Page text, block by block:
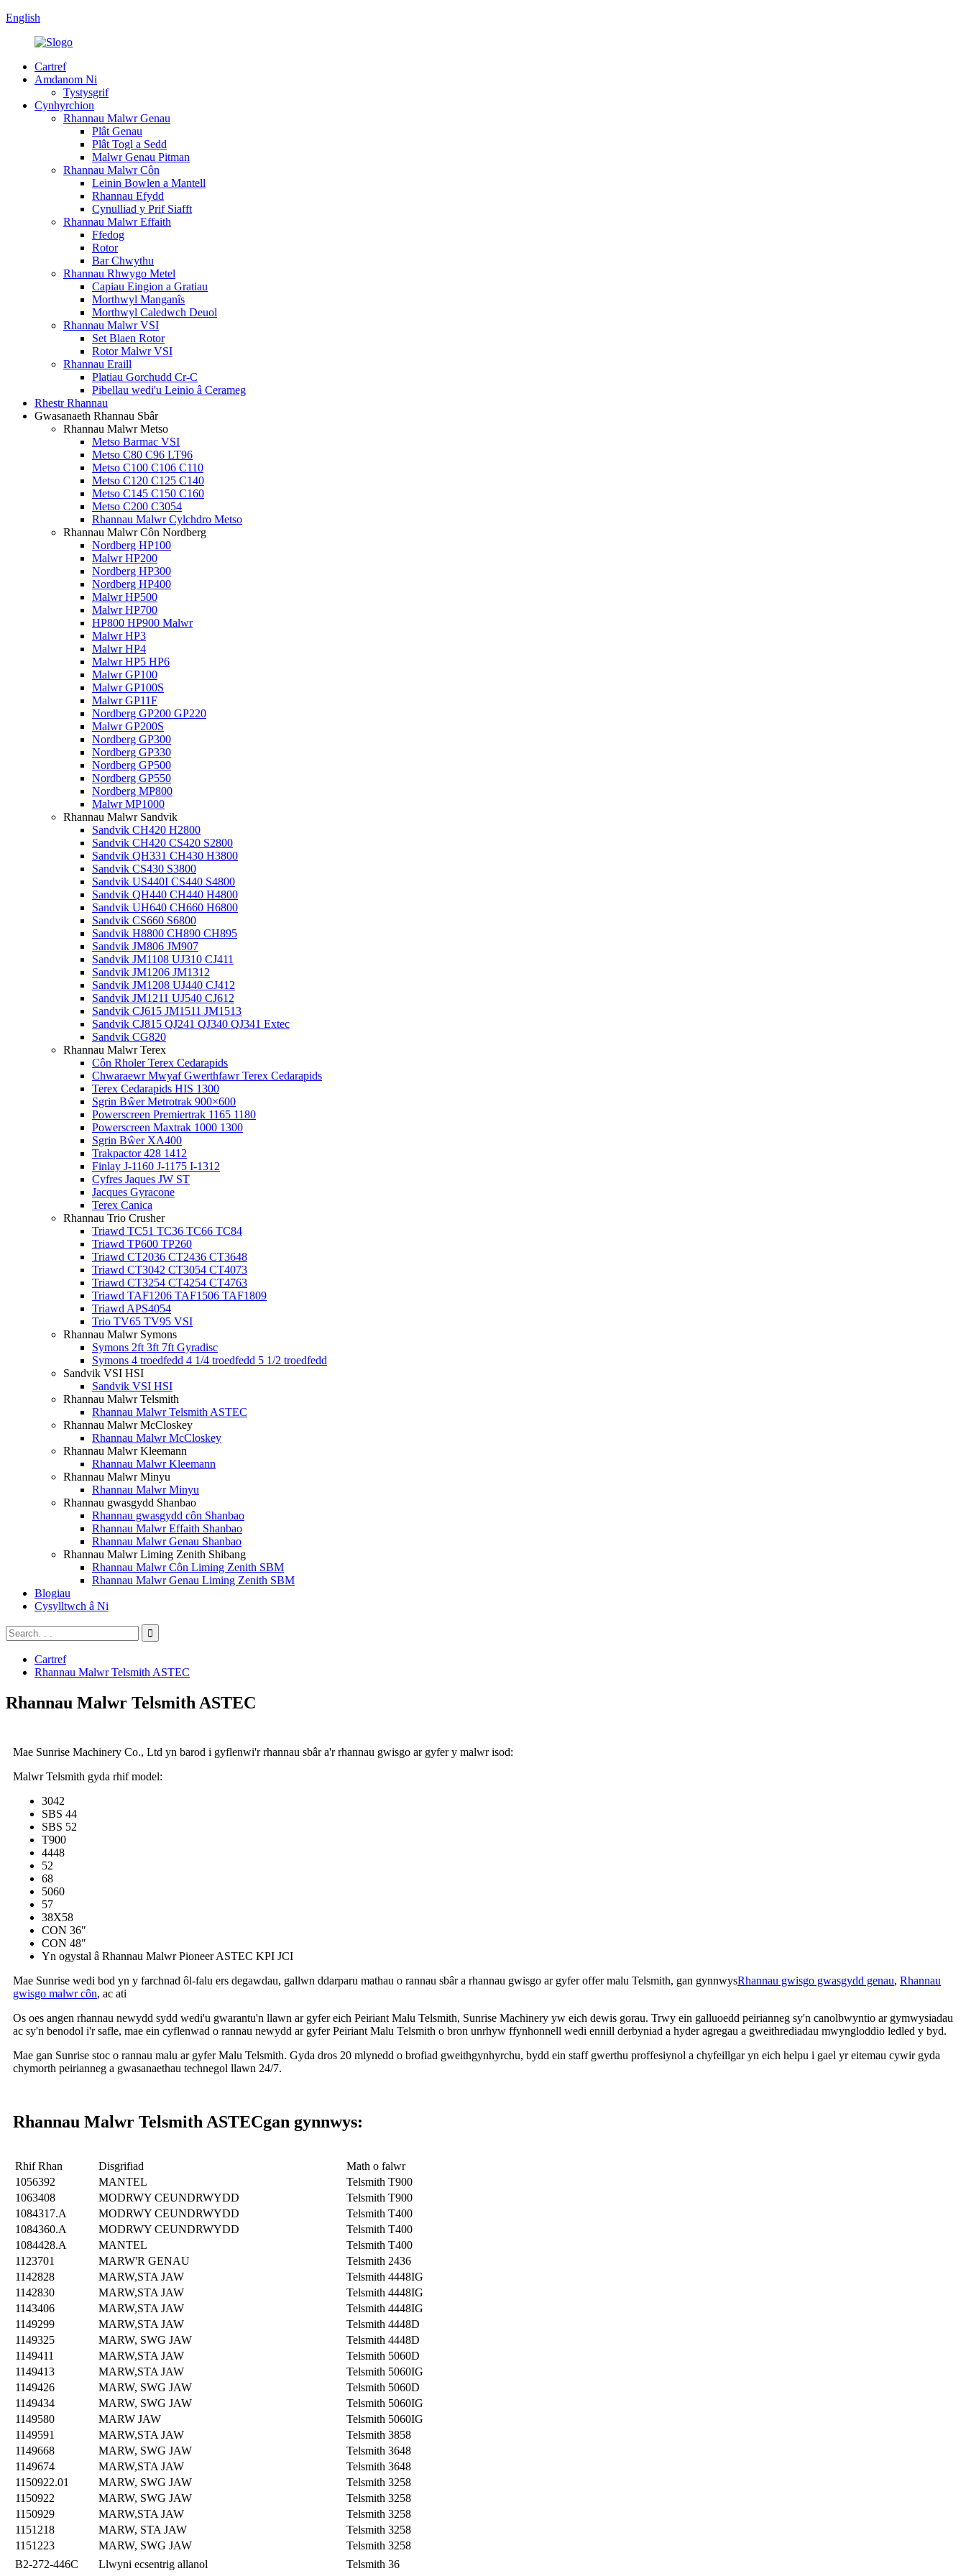
English
Cartref
Amdanom Ni
Tystysgrif
Cynhyrchion
Rhannau Malwr Genau
Plât Genau
Plât Togl a Sedd
Malwr Genau Pitman
Rhannau Malwr Côn
Leinin Bowlen a Mantell
Rhannau Efydd
Cynulliad y Prif Siafft
Rhannau Malwr Effaith
Ffedog
Rotor
Bar Chwythu
Rhannau Rhwygo Metel
Capiau Eingion a Gratiau
Morthwyl Manganîs
Morthwyl Caledwch Deuol
Rhannau Malwr VSI
Set Blaen Rotor
Rotor Malwr VSI
Rhannau Eraill
Platiau Gorchudd Cr-C
Pibellau wedi'u Leinio â Cerameg
Rhestr Rhannau
Gwasanaeth Rhannau Sbâr
Rhannau Malwr Metso
Metso Barmac VSI
Metso C80 C96 LT96
Metso C100 C106 C110
Metso C120 C125 C140
Metso C145 C150 C160
Metso C200 C3054
Rhannau Malwr Cylchdro Metso
Rhannau Malwr Côn Nordberg
Nordberg HP100
Malwr HP200
Nordberg HP300
Nordberg HP400
Malwr HP500
Malwr HP700
HP800 HP900 Malwr
Malwr HP3
Malwr HP4
Malwr HP5 HP6
Malwr GP100
Malwr GP100S
Malwr GP11F
Nordberg GP200 GP220
Malwr GP200S
Nordberg GP300
Nordberg GP330
Nordberg GP500
Nordberg GP550
Nordberg MP800
Malwr MP1000
Rhannau Malwr Sandvik
Sandvik CH420 H2800
Sandvik CH420 CS420 S2800
Sandvik QH331 CH430 H3800
Sandvik CS430 S3800
Sandvik US440I CS440 S4800
Sandvik QH440 CH440 H4800
Sandvik UH640 CH660 H6800
Sandvik CS660 S6800
Sandvik H8800 CH890 CH895
Sandvik JM806 JM907
Sandvik JM1108 UJ310 CJ411
Sandvik JM1206 JM1312
Sandvik JM1208 UJ440 CJ412
Sandvik JM1211 UJ540 CJ612
Sandvik CJ615 JM1511 JM1513
Sandvik CJ815 QJ241 QJ340 QJ341 Extec
Sandvik CG820
Rhannau Malwr Terex
Côn Rholer Terex Cedarapids
Chwaraewr Mwyaf Gwerthfawr Terex Cedarapids
Terex Cedarapids HIS 1300
Sgrin Bŵer Metrotrak 900×600
Powerscreen Premiertrak 1165 1180
Powerscreen Maxtrak 1000 1300
Sgrin Bŵer XA400
Trakpactor 428 1412
Finlay J-1160 J-1175 I-1312
Cyfres Jaques JW ST
Jacques Gyracone
Terex Canica
Rhannau Trio Crusher
Triawd TC51 TC36 TC66 TC84
Triawd TP600 TP260
Triawd CT2036 CT2436 CT3648
Triawd CT3042 CT3054 CT4073
Triawd CT3254 CT4254 CT4763
Triawd TAF1206 TAF1506 TAF1809
Triawd APS4054
Trio TV65 TV95 VSI
Rhannau Malwr Symons
Symons 2ft 3ft 7ft Gyradisc
Symons 4 troedfedd 4 1/4 troedfedd 5 1/2 troedfedd
Sandvik VSI HSI
Sandvik VSI HSI
Rhannau Malwr Telsmith
Rhannau Malwr Telsmith ASTEC
Rhannau Malwr McCloskey
Rhannau Malwr McCloskey
Rhannau Malwr Kleemann
Rhannau Malwr Kleemann
Rhannau Malwr Minyu
Rhannau Malwr Minyu
Rhannau gwasgydd Shanbao
Rhannau gwasgydd côn Shanbao
Rhannau Malwr Effaith Shanbao
Rhannau Malwr Genau Shanbao
Rhannau Malwr Liming Zenith Shibang
Rhannau Malwr Côn Liming Zenith SBM
Rhannau Malwr Genau Liming Zenith SBM
Blogiau
Cysylltwch â Ni
Cartref
Rhannau Malwr Telsmith ASTEC
Rhannau Malwr Telsmith ASTEC
Mae Sunrise Machinery Co., Ltd yn barod i gyflenwi'r rhannau sbâr a'r rhannau gwisgo ar gyfer y malwr isod:
Malwr Telsmith gyda rhif model:
3042
SBS 44
SBS 52
T900
4448
52
68
5060
57
38X58
CON 36″
CON 48″
Yn ogystal â Rhannau Malwr Pioneer ASTEC KPI JCI
Mae Sunrise wedi bod yn y farchnad ôl-falu ers degawdau, gallwn ddarparu mathau o rannau sbâr a rhannau gwisgo ar gyfer offer malu Telsmith, gan gynnwysRhannau gwisgo gwasgydd genau, Rhannau
gwisgo malwr côn, ac ati
Os oes angen rhannau newydd sydd wedi'u gwarantu'n llawn ar gyfer eich Peiriant Malu Telsmith, Sunrise Machinery yw eich dewis gorau. Trwy ein galluoedd peirianneg sy'n canolbwyntio ar gymwysiadau
ac sy'n benodol i'r safle, mae ein cyflenwad o rannau newydd ar gyfer Peiriant Malu Telsmith o bron unrhyw ffynhonnell wedi ennill derbyniad a hyder agregau a gweithrediadau mwyngloddio ledled y byd.
Mae gan Sunrise stoc o rannau malu ar gyfer Malu Telsmith. Gyda dros 20 mlynedd o brofiad gweithgynhyrchu, bydd ein staff gwerthu proffesiynol a chyfeillgar yn eich helpu i gael yr eitemau cywir gyda
chymorth peirianneg a gwasanaethau technegol llawn 24/7.
Rhannau Malwr Telsmith ASTECgan gynnwys:
Rhif Rhan Disgrifiad
Math o falwr
1056392
MANTEL
Telsmith T900
1063408
MODRWY CEUNDRWYDD
Telsmith T900
1084317.A
MODRWY CEUNDRWYDD
Telsmith T400
1084360.A
MODRWY CEUNDRWYDD
Telsmith T400
1084428.A
MANTEL
Telsmith T400
1123701
MARW'R GENAU
Telsmith 2436
1142828
MARW,STA JAW
Telsmith 4448IG
1142830
MARW,STA JAW
Telsmith 4448IG
1143406
MARW,STA JAW
Telsmith 4448IG
1149299
MARW,STA JAW
Telsmith 4448D
1149325
MARW, SWG JAW
Telsmith 4448D
1149411
MARW,STA JAW
Telsmith 5060D
1149413
MARW,STA JAW
Telsmith 5060IG
1149426
MARW, SWG JAW
Telsmith 5060D
1149434
MARW, SWG JAW
Telsmith 5060IG
1149580
MARW JAW
Telsmith 5060IG
1149591
MARW,STA JAW
Telsmith 3858
1149668
MARW, SWG JAW
Telsmith 3648
1149674
MARW,STA JAW
Telsmith 3648
1150922.01
MARW, SWG JAW
Telsmith 3258
1150922
MARW, SWG JAW
Telsmith 3258
1150929
MARW,STA JAW
Telsmith 3258
1151218
MARW, STA JAW
Telsmith 3258
1151223
MARW, SWG JAW
Telsmith 3258
B2-272-446C
Llwyni ecsentrig allanol
Telsmith 36